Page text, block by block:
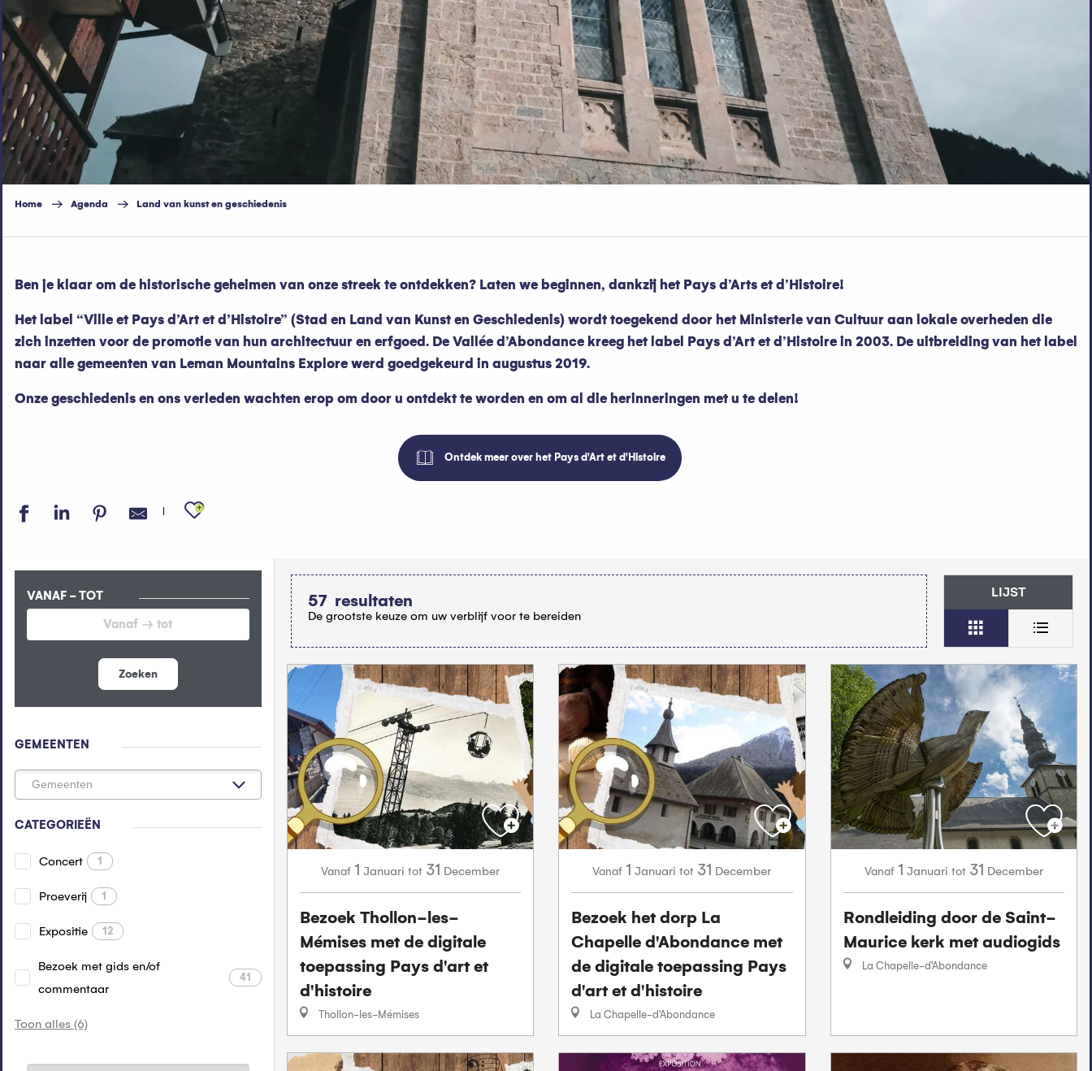
Home Agenda Land van kunst en geschiedenis
Ben je klaar om de historische geheimen van onze streek te ontdekken? Laten we beginnen, dankzij het Pays d’Arts et d’Histoire!
Het label “Ville et Pays d’Art et d’Histoire” (Stad en Land van Kunst en Geschiedenis) wordt toegekend door het Ministerie van Cultuur aan lokale overheden die
zich inzetten voor de promotie van hun architectuur en erfgoed. De Vallée d’Abondance kreeg het label Pays d’Art et d’Histoire in 2003. De uitbreiding van het label
naar alle gemeenten van Leman Mountains Explore werd goedgekeurd in augustus 2019.
Onze geschiedenis en ons verleden wachten erop om door u ontdekt te worden en om al die herinneringen met u te delen!
Ontdek meer over het Pays d'Art et d'Histoire
Ajouter aux favoris
VANAF - TOT
Zoeken
GEMEENTEN
CATEGORIEËN
Concert 1
Proeverij 1
Expositie 12
Bezoek met gids en/of
commentaar
41
Toon alles (6)
57 resultaten
De grootste keuze om uw verblijf voor te bereiden
LIJST
Vanaf 1 Januari tot 31 December
Bezoek Thollon-les-
Mémises met de digitale
toepassing Pays d'art et
d'histoire
Thollon-les-Mémises
Vanaf 1 Januari tot 31 December
Bezoek het dorp La
Chapelle d'Abondance met
de digitale toepassing Pays
d'art et d'histoire
La Chapelle-d'Abondance
Vanaf 1 Januari tot 31 December
Rondleiding door de Saint-
Maurice kerk met audiogids
La Chapelle-d'Abondance